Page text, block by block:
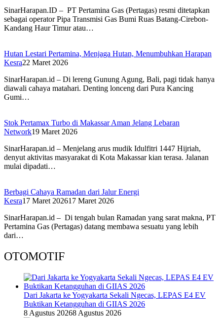
SinarHarapan.ID – PT Pertamina Gas (Pertagas) resmi ditetapkan
sebagai operator Pipa Transmisi Gas Bumi Ruas Batang-Cirebon-
Kandang Haur Timur atau…
Hutan Lestari Pertamina, Menjaga Hutan, Menumbuhkan Harapan
Kesra22 Maret 2026
SinarHarapan.id – Di lereng Gunung Agung, Bali, pagi tidak hanya
diawali cahaya matahari. Denting lonceng dari Pura Kancing
Gumi…
Stok Pertamax Turbo di Makassar Aman Jelang Lebaran
Network19 Maret 2026
SinarHarapan.id – Menjelang arus mudik Idulfitri 1447 Hijriah,
denyut aktivitas masyarakat di Kota Makassar kian terasa. Jalanan
mulai dipadati…
Berbagi Cahaya Ramadan dari Jalur Energi
Kesra17 Maret 202617 Maret 2026
SinarHarapan.id – Di tengah bulan Ramadan yang sarat makna, PT
Pertamina Gas (Pertagas) datang membawa sesuatu yang lebih
dari…
OTOMOTIF
Dari Jakarta ke Yogyakarta Sekali Ngecas, LEPAS E4 EV
Buktikan Ketangguhan di GIIAS 2026
8 Agustus 20268 Agustus 2026